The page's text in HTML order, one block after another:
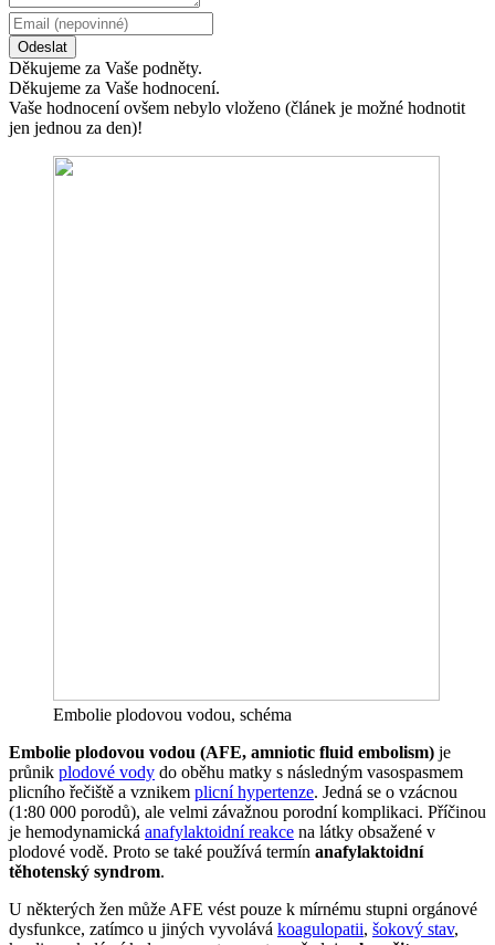
Odeslat
Děkujeme za Vaše podněty.
Děkujeme za Vaše hodnocení.
Vaše hodnocení ovšem nebylo vloženo (článek je možné hodnotit
jen jednou za den)!
Embolie plodovou vodou, schéma
Embolie plodovou vodou (AFE, amniotic fluid embolism) je
průnik plodové vody do oběhu matky s následným vasospasmem
plicního řečiště a vznikem plicní hypertenze. Jedná se o vzácnou
(1:80 000 porodů), ale velmi závažnou porodní komplikaci. Příčinou
je hemodynamická anafylaktoidní reakce na látky obsažené v
plodové vodě. Proto se také používá termín anafylaktoidní
těhotenský syndrom.
U některých žen může AFE vést pouze k mírnému stupni orgánové
dysfunkce, zatímco u jiných vyvolává koagulopatii, šokový stav,